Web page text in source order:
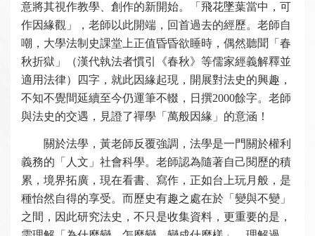
意將其視作教學、創作的新開始。「飛花墜葉當中，可
作因緣觀」，老師以此開端，回首過去的經歷。老師自
嘲，大學法制史課堂上正值昏昏欲睡時，偶然聽聞「春
秋折獄」（漢代執法者慣引《春秋》等儒家經義解釋並
適用法律）四字，就此因緣起現，開展對法史的興趣，
不知不覺間延續至今仍運筆不輟，日撰2000餘字。老師
與法史的交遇，見證了禪學「萬般因緣」的意涵！
關於法學，黃老師反覆強調，法學是一門關於權利
義務的「人文」社會科學。老師認為隨著自己閱歷的積
累，境界拓廣，現在看書、寫作，正如台上玩月般，是
種怡然自得的享受。而歷史有趣之處在於「變與不變」
之間，因此研究法史，不只是收集資料，更重要的是，